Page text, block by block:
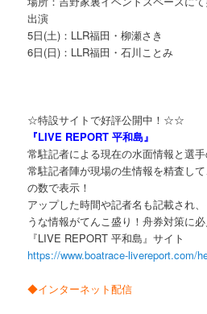
出演
5日(土)：LLR福田・柳瀬さき
6日(日)：LLR福田・石川ことみ
☆特設サイトで好評公開中！☆☆
『LIVE REPORT 平和島』
常駐記者による現在の水面情報と選
常駐記者陣が現場の生情報を精査し
の数で表示！
アップした時間や記者名も記載され
うな情報がてんこ盛り！舟券対策に
『LIVE REPORT 平和島』サイト
https://www.boatrace-livereport.com/
◆インターネット配信